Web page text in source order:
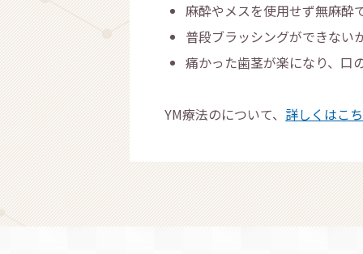
麻酔やメスを使用せず無麻酔
普段ブラッシングができない
痛かった歯茎が楽になり、口
YM療法のについて、 詳しくはこ